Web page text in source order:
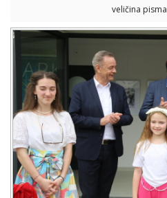
veličina pisma